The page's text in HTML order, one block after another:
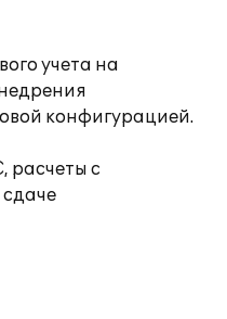
учета на
конфигурацией.
расчеты с